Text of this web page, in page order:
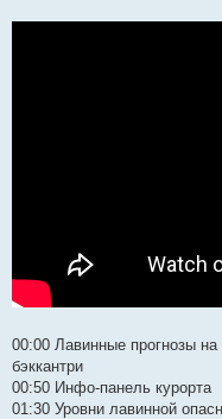
00:00 Лавинные прогнозы на
бэккантри
00:50 Инфо-панель курорта
01:30 Уровни лавинной